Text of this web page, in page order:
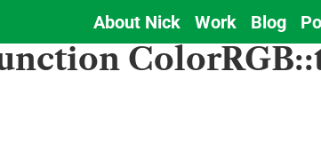
Main
navigation
About Nick Work Blog